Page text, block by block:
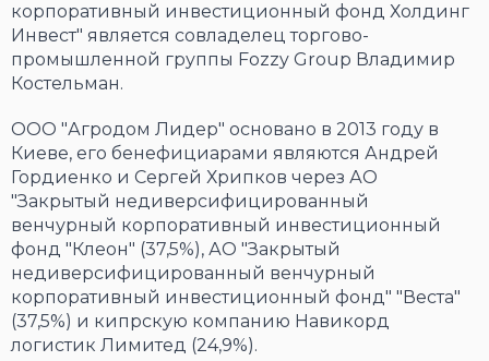
корпоративный инвестиционный фонд Холдинг
Инвест" является совладелец торгово-
промышленной группы Fozzy Group Владимир
Костельман.
ООО "Агродом Лидер" основано в 2013 году в
Киеве, его бенефициарами являются Андрей
Гордиенко и Сергей Хрипков через АО
"Закрытый недиверсифицированный
венчурный корпоративный инвестиционный
фонд "Клеон" (37,5%), АО "Закрытый
недиверсифицированный венчурный
корпоративный инвестиционный фонд" "Веста"
(37,5%) и кипрскую компанию Навикорд
логистик Лимитед (24,9%).